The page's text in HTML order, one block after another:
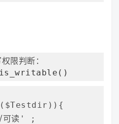
限判断：
is_writable()
可读' ;